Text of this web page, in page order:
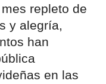
repleto de
y alegría,
han
en las